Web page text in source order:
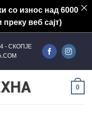
со износ над 6000
веб сајт)
- СКОПЈЕ
0